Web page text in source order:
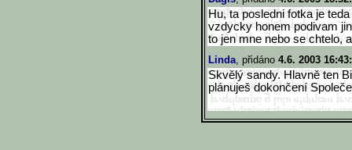
Hu, ta posledni fotka je
vzdycky honem podivam
to jen mne nebo se chtelo,
Linda, přidáno 4.6. 2003
Skvělý sandy. Hlavně ten
plánuješ dokončení